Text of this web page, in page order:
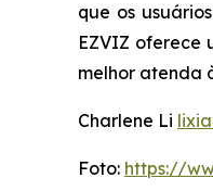
que os
EZVIZ oferece
melhor atenda
Charlene Li
Foto: https://